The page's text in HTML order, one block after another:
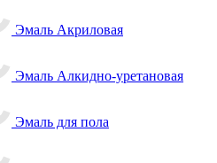
Эмаль Акриловая
Эмаль Алкидно-уретановая
Эмаль для пола